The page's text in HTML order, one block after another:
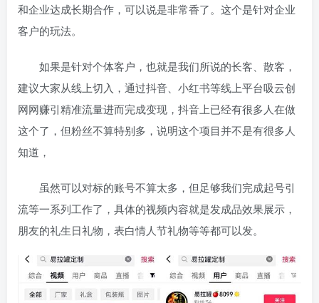
和企业达成长期合作，可以说是非常香了。这个是针对企业
客户的玩法。
如果是针对个体客户，也就是我们所说的长客、散客，
建议大家从线上切入，通过抖音、小红书等线上平台吸云创
网网赚引精准流量进而完成变现，抖音上已经有很多人在做
这个了，但粉丝不算特别多，说明这个项目并不是有很多人
知道，
虽然可以对标的账号不算太多，但足够我们完成起号引
流等一系列工作了，具体的视频内容就是发成品效果展示，
朋友的礼生日礼物，表白情人节礼物等等都可以发。